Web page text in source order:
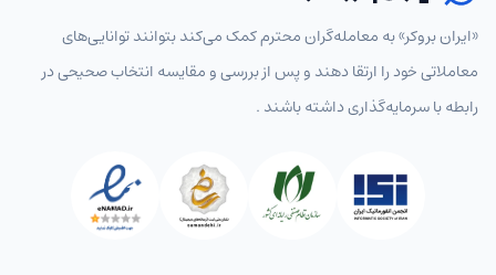
«ایران بروکر» به معامله‌گران محترم کمک می‌کند بتوانند توانایی‌های
معاملاتی خود را ارتقا دهند و پس از بررسی و مقایسه انتخاب‌ صحیحی در
رابطه با سرمایه‌گذاری داشته باشند .